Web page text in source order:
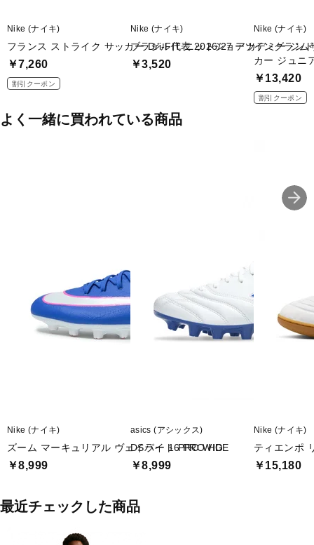
Nike (ナイキ)
フランス ストライク サッカー Dri-FIT ニットショーツ
￥7,260
割引クーポン
Nike (ナイキ)
ブラジル代表 2026/27 アカデミー ジム
￥3,520
Nike (ナイキ)
イングラン
カー ジュニ
￥13,420
割引クーポン
よく一緒に買われている商品
Nike (ナイキ)
ズーム マーキュリアル ヴェイパー 16 PRO HG
￥8,999
asics (アシックス)
DSライト PRO WIDE
￥8,999
Nike (ナイキ)
ティエンポ
￥15,180
最近チェックした商品